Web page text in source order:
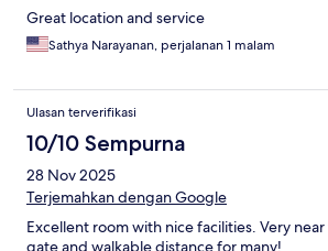
Great location and service
Sathya Narayanan, perjalanan 1 malam
Ulasan terverifikasi
10/10 Sempurna
28 Nov 2025
Terjemahkan dengan Google
Excellent room with nice facilities. Very
gate and walkable distance for many!